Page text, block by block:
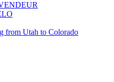
from Utah to Colorado